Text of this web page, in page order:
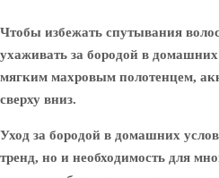
Чтобы избежать спутывания
ухаживать за бородой в
мягким махровым полотенцем,
сверху вниз.
Уход за бородой в домашних
тренд, но и необходимость для